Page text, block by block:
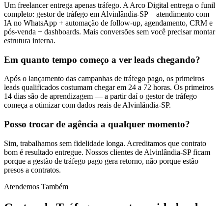
Um freelancer entrega apenas tráfego. A Arco Digital entrega o funil
completo: gestor de tráfego em Alvinlândia-SP + atendimento com
IA no WhatsApp + automação de follow-up, agendamento, CRM e
pós-venda + dashboards. Mais conversões sem você precisar montar
estrutura interna.
Em quanto tempo começo a ver leads chegando?
Após o lançamento das campanhas de tráfego pago, os primeiros
leads qualificados costumam chegar em 24 a 72 horas. Os primeiros
14 dias são de aprendizagem — a partir daí o gestor de tráfego
começa a otimizar com dados reais de Alvinlândia-SP.
Posso trocar de agência a qualquer momento?
Sim, trabalhamos sem fidelidade longa. Acreditamos que contrato
bom é resultado entregue. Nossos clientes de Alvinlândia-SP ficam
porque a gestão de tráfego pago gera retorno, não porque estão
presos a contratos.
Atendemos Também